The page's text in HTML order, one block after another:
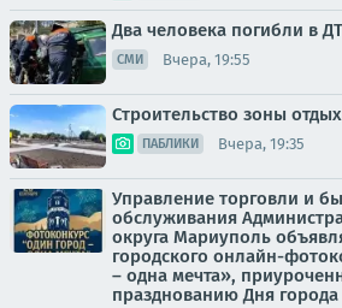
Два человека погибли в
СМИ Вчера, 19:55
Строительство зоны
ПАБЛИКИ Вчера, 19:35
Управление торговли и
обслуживания
округа Мариуполь
городского онлайн-
– одна мечта»,
празднованию Дня города